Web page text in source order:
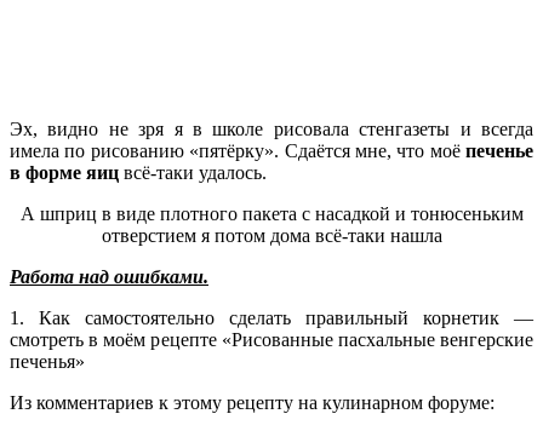
Эх, видно не зря я в школе рисовала стенгазеты и всегда
имела по рисованию «пятёрку». Сдаётся мне, что моё печенье
в форме яиц всё-таки удалось.
А шприц в виде плотного пакета с насадкой и тонюсеньким
отверстием я потом дома всё-таки нашла
Работа над ошибками.
1. Как самостоятельно сделать правильный корнетик —
смотреть в моём рецепте «Рисованные пасхальные венгерские
печенья»
Из комментариев к этому рецепту на кулинарном форуме: